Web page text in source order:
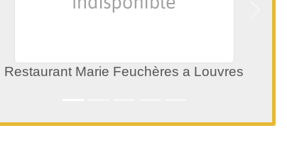
Restaurant Marie Feuchères a Louvres